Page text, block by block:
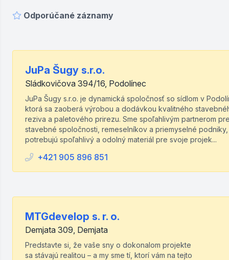
Odporúčané záznamy
JuPa Šugy s.r.o.
Sládkovičova 394/16, Podolínec
JuPa Šugy s.r.o. je dynamická spoločnosť so sídlom v
ktorá sa zaoberá výrobou a dodávkou kvalitného
reziva a paletového prirezu. Sme spoľahlivým partnerom
stavebné spoločnosti, remeselníkov a priemyselné
potrebujú spoľahlivý a odolný materiál pre svoje projek...
+421 905 896 851
MTGdevelop s. r. o.
Demjata 309, Demjata
Predstavte si, že vaše sny o dokonalom projekte
sa stávajú realitou – a my sme tí, ktorí vám na tejto